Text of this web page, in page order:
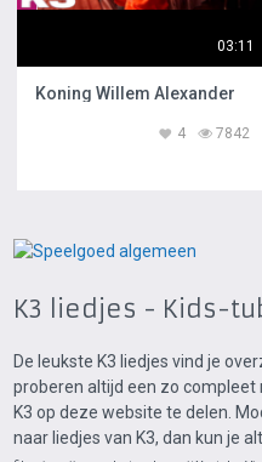
03:11
Koning Willem Alexander
7842
4
K3 liedjes - Kids-
De leukste K3 liedjes vind je
proberen altijd een zo
K3 op deze website te delen.
naar liedjes van K3, dan kun je